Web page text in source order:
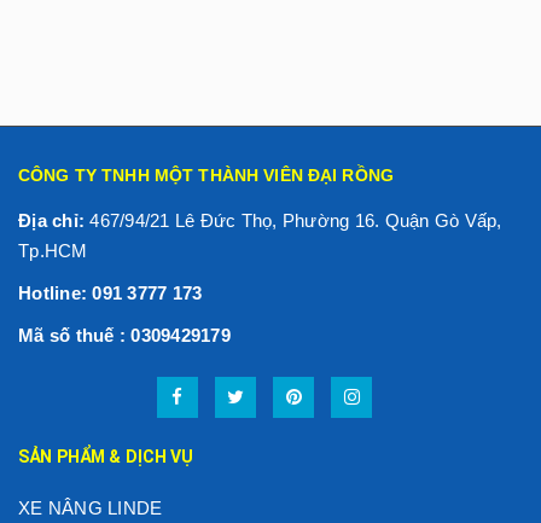
CÔNG TY TNHH MỘT THÀNH VIÊN ĐẠI RỒNG
Địa chỉ:467/94/21 Lê Đức Thọ, Phường 16. Quận Gò Vấp,
Tp.HCM
Hotline: 091 3777 173
Mã số thuế : 0309429179
SẢN PHẨM & DỊCH VỤ
XE NÂNG LINDE